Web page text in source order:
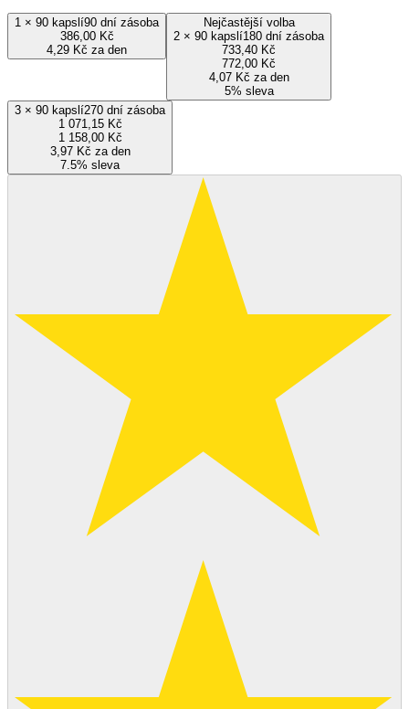
1 × 90 kapslí90 dní zásoba
386,00 Kč
4,29 Kč za den
Nejčastější volba
2 × 90 kapslí180 dní zásoba
733,40 Kč
772,00 Kč
4,07 Kč za den
5% sleva
3 × 90 kapslí270 dní zásoba
1 071,15 Kč
1 158,00 Kč
3,97 Kč za den
7.5% sleva